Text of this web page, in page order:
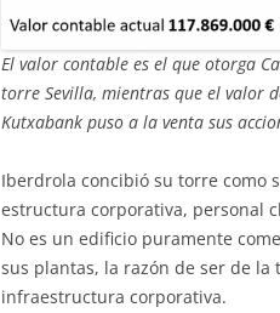
El valor contable es el que otorga
torre Sevilla, mientras que el valor
Kutxabank puso a la venta sus
Iberdrola concibió su torre como
estructura corporativa, personal
No es un edificio puramente
sus plantas, la razón de ser de
infraestructura corporativa.